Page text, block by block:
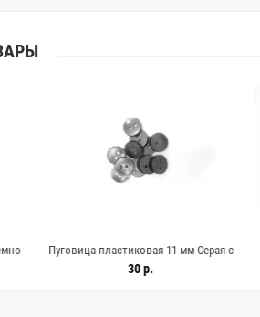
Пуговица пластиковая 11 мм Серая с
перламутром (Е-3) 9062674
30 р.